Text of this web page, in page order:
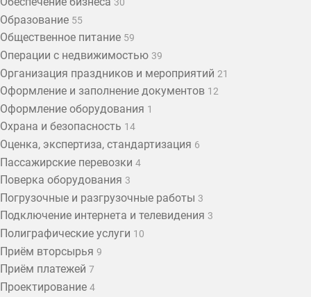
Образование 55
Общественное питание 59
Операции с недвижимостью 39
Организация праздников и мероприятий 21
Оформление и заполнение документов 12
Оформление оборудования 1
Охрана и безопасность 14
Оценка, экспертиза, стандартизация 6
Пассажирские перевозки 4
Поверка оборудования 3
Погрузочные и разгрузочные работы 3
Подключение интернета и телевидения 3
Полиграфические услуги 10
Приём вторсырья 9
Приём платежей 7
Проектирование 4